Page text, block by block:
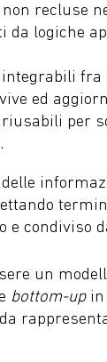
non recluse
da logiche
integrabili fra
ed
riusabili per
e condiviso
un
bottom-upin